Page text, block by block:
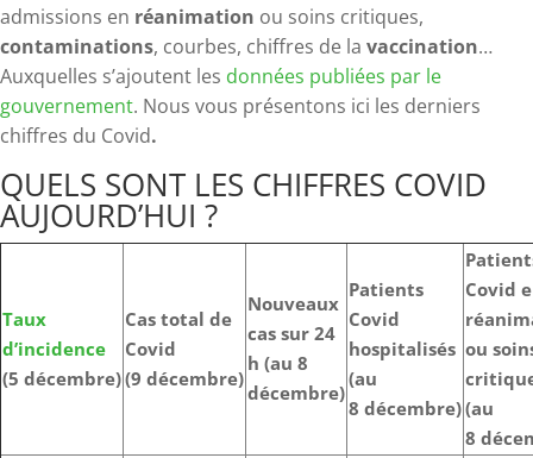
admissions en réanimation ou soins critiques,
contaminations, courbes, chiffres de la vaccination…
Auxquelles s’ajoutent les données publiées par le
gouvernement. Nous vous présentons ici les derniers
chiffres du Covid.
QUELS SONT LES CHIFFRES COVID
AUJOURD’HUI ?
Taux
d’incidence
(5 décembre)
Cas total de
Covid
(9 décembre)
Nouveaux
cas sur 24
h (au 8
décembre)
Patients
Covid
hospitalisés
(au
8 décembre)
Covid
ou
(au
8